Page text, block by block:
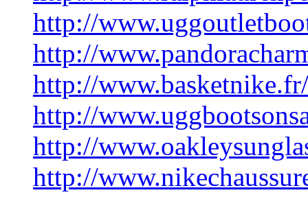
http://
http://
http://www.basketnike.fr/
http://
http://
http://